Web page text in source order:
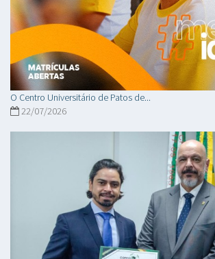
O Centro Universitário de Patos de...
22/07/2026